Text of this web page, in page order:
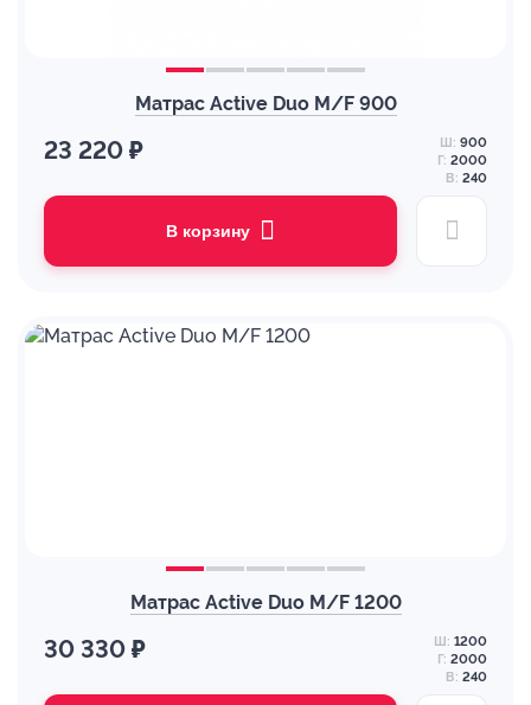
Матрас Active Duo M/F 900
23 220 ₽ Ш: 900
Г: 2000
В: 240
В корзину
Матрас Active Duo M/F 1200
30 330 ₽ Ш: 1200
Г: 2000
В: 240